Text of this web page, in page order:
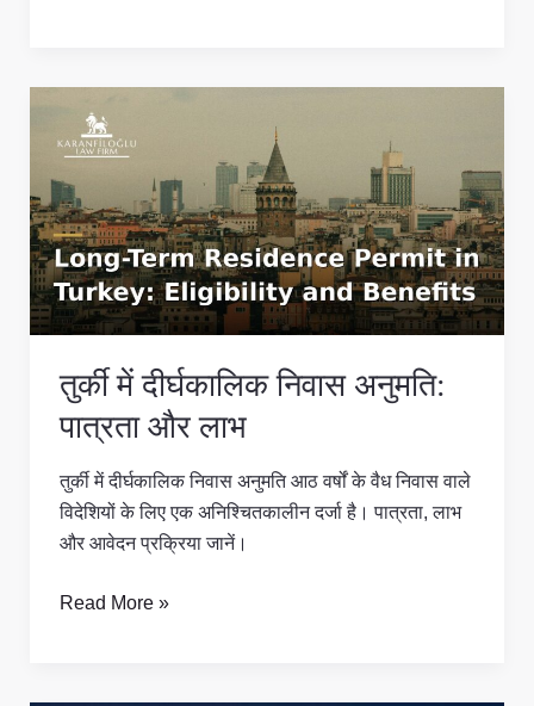
तुर्की में दीर्घकालिक निवास अनुमति:
पात्रता और लाभ
तुर्की में दीर्घकालिक निवास अनुमति आठ वर्षों के वैध निवास वाले
विदेशियों के लिए एक अनिश्चितकालीन दर्जा है। पात्रता, लाभ
और आवेदन प्रक्रिया जानें।
दीर्घकालिक
निवास
अनुमति:
पात्रता
और
लाभ
Read More »